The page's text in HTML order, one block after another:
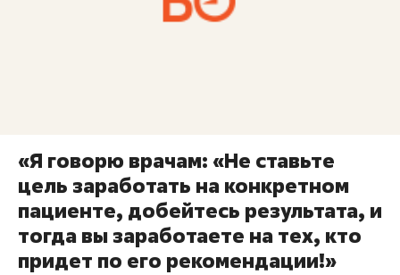
«Я говорю врачам: «Не ставьте
цель заработать на конкретном
пациенте, добейтесь результата, и
тогда вы заработаете на тех, кто
придет по его рекомендации!»